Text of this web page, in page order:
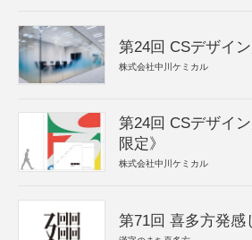
第24回 CSデザイ
株式会社中川ケミカル
第24回 CSデザイ
限定》
株式会社中川ケミカル
第71回 喜多方発感